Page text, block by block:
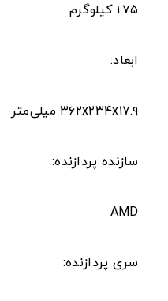
۱.۷۵ کیلوگرم
ابعاد:
۳۶۲x۲۳۴x۱۷.۹ میلی‌متر
سازنده پردازنده:
AMD
سری پردازنده: